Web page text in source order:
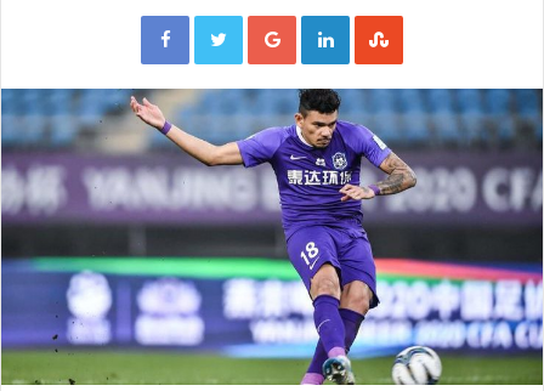
FacebookTwitterGoogle+LinkedInStumbleUpon